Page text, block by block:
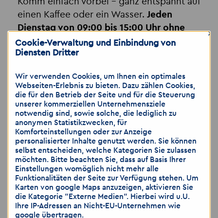
Komm einfach vorbei – ganz entspannt auf
einen Kaffee oder ein Wasser. Jeden
Dienstag von 09:00 bis 15:00 Uhr ohne
Termin. Lassen Sie uns in Ruhe über Ihre
Wünsche und Möglichkeiten sprechen.
📱 Messenger:0160 90286954
📧E-Mail:info-berlin1@akzent-mitte.de
☎️Telefon:030 28399110
Akzent Personaldienstleistungen Mitte GmbH
Ansprechpartnerin: Katja Straube
Franz-Jacob-Str. 2, 10369 Berlin
🌐www.akzent-personal.de
Hinweis: Wir weisen darauf hin, dass die
Cookie-Verwaltung und Einbindung von
Diensten Dritter
×
Wir verwenden Cookies, um Ihnen ein optimales
Webseiten-Erlebnis zu bieten. Dazu zählen Cookies,
die für den Betrieb der Seite und für die Steuerung
unserer kommerziellen Unternehmensziele
notwendig sind, sowie solche, die lediglich zu
anonymen Statistikzwecken, für
Komforteinstellungen oder zur Anzeige
personalisierter Inhalte genutzt werden. Sie können
selbst entscheiden, welche Kategorien Sie zulassen
möchten. Bitte beachten Sie, dass auf Basis Ihrer
Einstellungen womöglich nicht mehr alle
Funktionalitäten der Seite zur Verfügung stehen. Um
Karten von google Maps anzuzeigen, aktivieren Sie
die Kategorie "Externe Medien". Hierbei wird u.U.
Ihre IP-Adressen an Nicht-EU-Unternehmen wie
google übertragen.